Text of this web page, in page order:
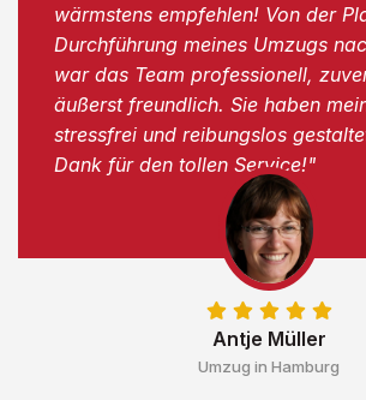
Antje Müller
Umzug in Hamburg
wärmstens empfehlen! Von der
Durchführung meines Umzugs
war das Team professionell,
äußerst freundlich. Sie haben
stressfrei und reibungslos
Dank für den tollen Service!"